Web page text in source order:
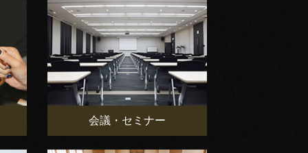
会議・セミナー